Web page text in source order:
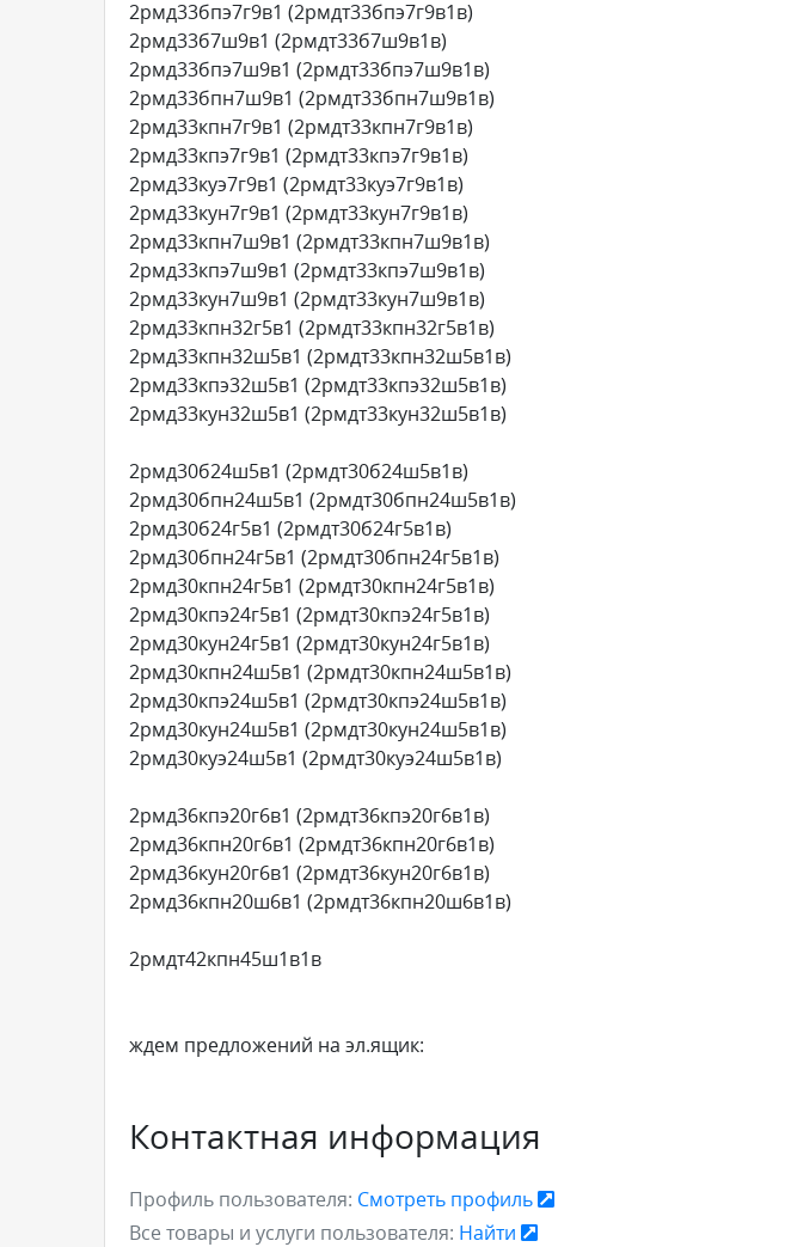
2рмд33бпэ7г9в1 (2рмдт33бпэ7г9в1в)
2рмд33б7ш9в1 (2рмдт33б7ш9в1в)
2рмд33бпэ7ш9в1 (2рмдт33бпэ7ш9в1в)
2рмд33бпн7ш9в1 (2рмдт33бпн7ш9в1в)
2рмд33кпн7г9в1 (2рмдт33кпн7г9в1в)
2рмд33кпэ7г9в1 (2рмдт33кпэ7г9в1в)
2рмд33куэ7г9в1 (2рмдт33куэ7г9в1в)
2рмд33кун7г9в1 (2рмдт33кун7г9в1в)
2рмд33кпн7ш9в1 (2рмдт33кпн7ш9в1в)
2рмд33кпэ7ш9в1 (2рмдт33кпэ7ш9в1в)
2рмд33кун7ш9в1 (2рмдт33кун7ш9в1в)
2рмд33кпн32г5в1 (2рмдт33кпн32г5в1в)
2рмд33кпн32ш5в1 (2рмдт33кпн32ш5в1в)
2рмд33кпэ32ш5в1 (2рмдт33кпэ32ш5в1в)
2рмд33кун32ш5в1 (2рмдт33кун32ш5в1в)
2рмд30б24ш5в1 (2рмдт30б24ш5в1в)
2рмд30бпн24ш5в1 (2рмдт30бпн24ш5в1в)
2рмд30б24г5в1 (2рмдт30б24г5в1в)
2рмд30бпн24г5в1 (2рмдт30бпн24г5в1в)
2рмд30кпн24г5в1 (2рмдт30кпн24г5в1в)
2рмд30кпэ24г5в1 (2рмдт30кпэ24г5в1в)
2рмд30кун24г5в1 (2рмдт30кун24г5в1в)
2рмд30кпн24ш5в1 (2рмдт30кпн24ш5в1в)
2рмд30кпэ24ш5в1 (2рмдт30кпэ24ш5в1в)
2рмд30кун24ш5в1 (2рмдт30кун24ш5в1в)
2рмд30куэ24ш5в1 (2рмдт30куэ24ш5в1в)
2рмд36кпэ20г6в1 (2рмдт36кпэ20г6в1в)
2рмд36кпн20г6в1 (2рмдт36кпн20г6в1в)
2рмд36кун20г6в1 (2рмдт36кун20г6в1в)
2рмд36кпн20ш6в1 (2рмдт36кпн20ш6в1в)
2рмдт42кпн45ш1в1в
ждем предложений на эл.ящик:
Контактная информация
Профиль пользователя: Смотреть профиль
Все товары и услуги пользователя: Найти